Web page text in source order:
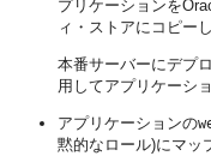
プリケーションを
ィ・ストアにコピー
本番サーバーにデプ
用してアプリケーシ
アプリケーションの
黙的なロール)にマッ